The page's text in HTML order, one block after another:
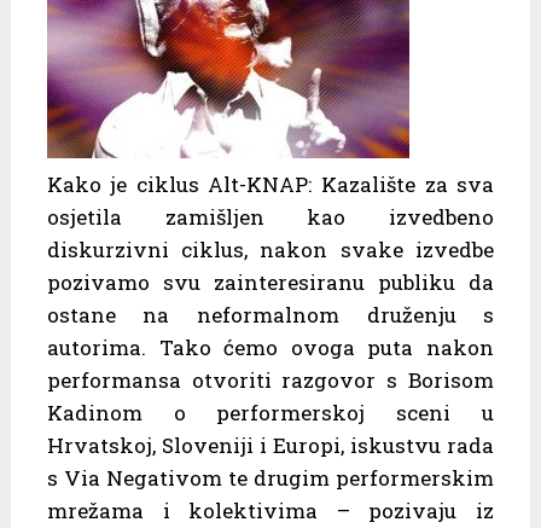
Kako je ciklus Alt-KNAP: Kazalište za sva
osjetila zamišljen kao izvedbeno
diskurzivni ciklus, nakon svake izvedbe
pozivamo svu zainteresiranu publiku da
ostane na neformalnom druženju s
autorima. Tako ćemo ovoga puta nakon
performansa otvoriti razgovor s Borisom
Kadinom o performerskoj sceni u
Hrvatskoj, Sloveniji i Europi, iskustvu rada
s Via Negativom te drugim performerskim
mrežama i kolektivima – pozivaju iz